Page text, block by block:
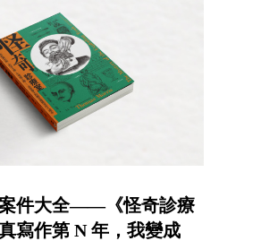
件大全——《怪奇診療
寫作第 N 年，我變成